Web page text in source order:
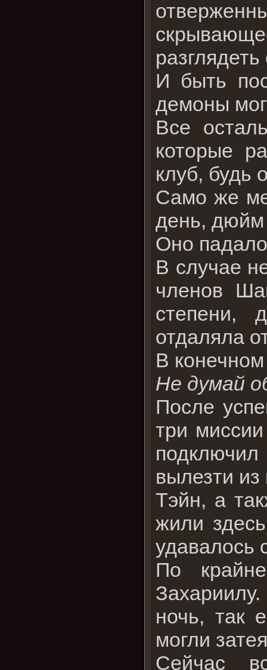
разглядеть
И быть
демоны
Все
которые
клуб, будь
Само же
день,
Оно
В случае
членов
степени,
отдаляла
В
Не думай
После
три
вылезти из
Тэйн, а
жили
удавалось
По
ночь, так
могли
Сейчас